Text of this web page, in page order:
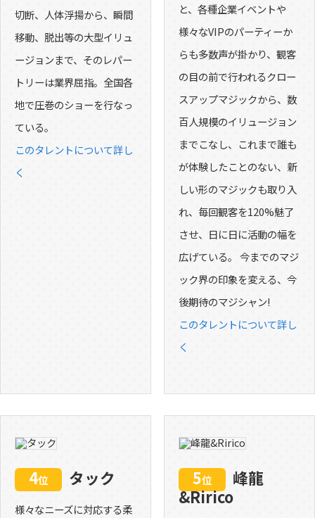
切断、人体浮揚から、瞬間
移動、脱出等の大型イリュ
ージョンまで、そのレパー
トリーは業界屈指。全国各
地で圧巻のショーを行なっ
ている。
このタレントについて詳し
く
と、各種企業イベントや
様々なVIPのパーティーか
らも多数声が掛かり、観客
の目の前で行われるクロー
スアップマジックから、数
百人規模のイリュージョン
までこなし、これまで誰も
が体験したことのない、新
しい形のマジックも取り入
れ、毎回観客を120%魅了
させ、日に日に活動の幅を
広げている。 今までのマジ
ック界の印象を変える、今
後期待のマジシャン!
このタレントについて詳し
く
4位 タック
様々なニーズに対応する柔
5位
峰龍
&Ririco